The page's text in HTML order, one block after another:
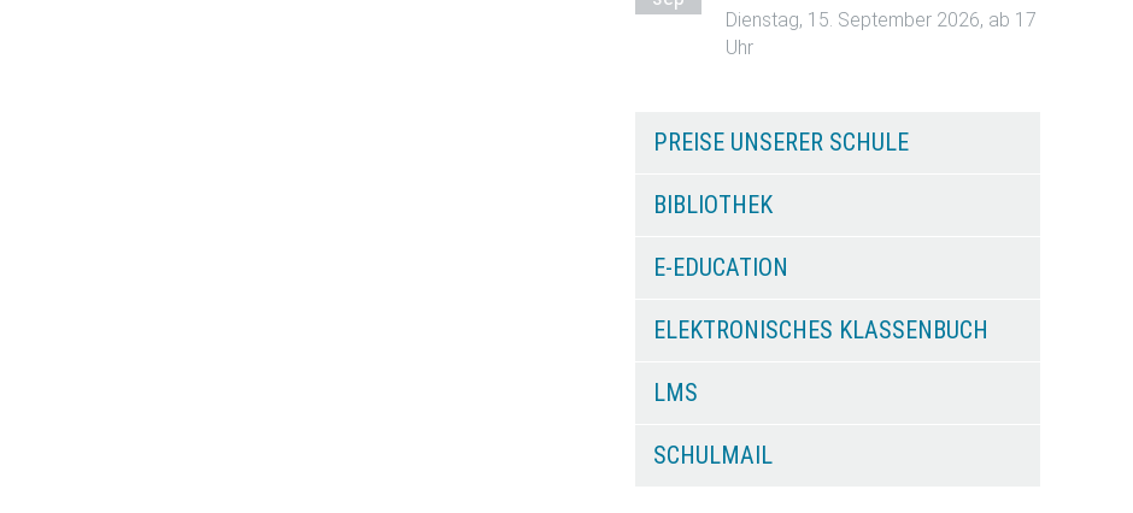
Dienstag, 15. September 2026, ab 17
Uhr
PREISE UNSERER SCHULE
BIBLIOTHEK
E-EDUCATION
ELEKTRONISCHES KLASSENBUCH
LMS
SCHULMAIL